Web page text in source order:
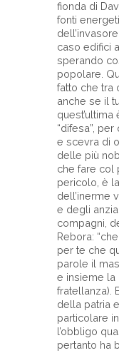
fionda di
fonti
caso edifici
sperando
popolare.
fatto che tra
anche se il
“difesa”,
e scevra di
delle più
che fare col
pericolo, è
dell’inerme
e degli
compagni,
Rebora:
per te che
parole il
e insieme la
fratellanza).
della patria
particolare
l’obbligo
pertanto ha